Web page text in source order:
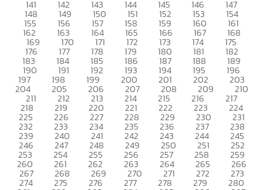
141 142 143 144 145 146 147
148 149 150 151 152 153 154
155 156 157 158 159 160 161
162 163 164 165 166 167 168
169 170 171 172 173 174 175
176 177 178 179 180 181 182
183 184 185 186 187 188 189
190 191 192 193 194 195 196
197 198 199 200 201 202 203
204 205 206 207 208 209 210
211 212 213 214 215 216 217
218 219 220 221 222 223 224
225 226 227 228 229 230 231
232 233 234 235 236 237 238
239 240 241 242 243 244 245
246 247 248 249 250 251 252
253 254 255 256 257 258 259
260 261 262 263 264 265 266
267 268 269 270 271 272 273
274 275 276 277 278 279 280